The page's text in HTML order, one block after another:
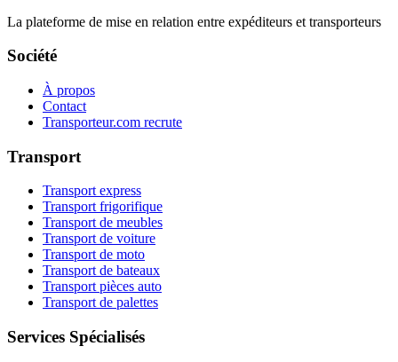
La plateforme de mise en relation entre expéditeurs et transporteurs
Société
À propos
Contact
Transporteur.com recrute
Transport
Transport express
Transport frigorifique
Transport de meubles
Transport de voiture
Transport de moto
Transport de bateaux
Transport pièces auto
Transport de palettes
Services Spécialisés